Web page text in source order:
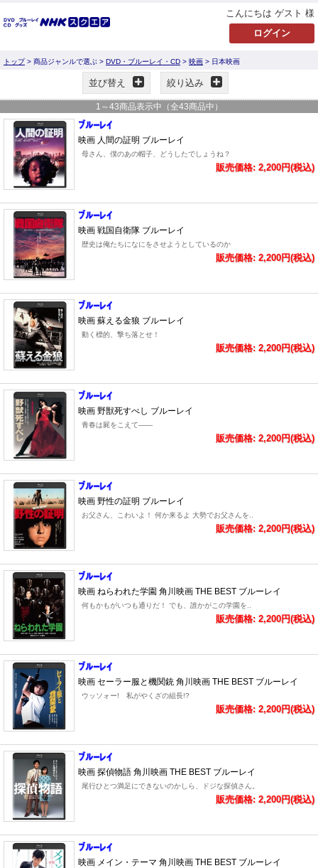
こんにちは ゲスト 様
トップ> 商品ジャンルで選ぶ > DVD・ブルーレイ・CD > 映画 > 日本映画
並び替え 絞り込み
1 ～ 43商品表示中（全43商品中）
映画 人間の証明 ブルーレイ
母さん、僕のあの帽子、どうしたでしょうね？
販売価格: 2,200円(税込)
映画 戦国自衛隊 ブルーレイ
歴史は俺たちになにをさせようとしているのか
販売価格: 2,200円(税込)
映画 蘇える金狼 ブルーレイ
動く標的、撃ち落とせ！
販売価格: 2,200円(税込)
映画 野獣死すべし ブルーレイ
青春は屍をこえて――
販売価格: 2,200円(税込)
映画 野性の証明 ブルーレイ
お父さん、こわいよ！ 何か来るよ 大勢でお父さんを..
販売価格: 2,200円(税込)
映画 ねらわれた学園 角川映画 THE BEST ブルーレイ
何もかもがいつも通りだ！ でも、誰かがこの学園を..
販売価格: 2,200円(税込)
映画 セーラー服と機関銃 角川映画 THE BEST ブルーレイ
ウッソォー! 私がやくざの組長!?
販売価格: 2,200円(税込)
映画 探偵物語 角川映画 THE BEST ブルーレイ
尾行ひとつ満足にできないのかしら、ドジな探偵さん。
販売価格: 2,200円(税込)
映画 メイン・テーマ 角川映画 THE BEST ブルーレイ